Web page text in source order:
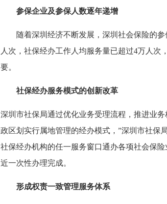
参保企业及参保人数逐年递增
随着深圳经济不断发展，深圳社会保险的参
人次，社保经办工作人均服务量已超过4万人
要。
社保经办服务模式的创新改革
深圳市社保局通过优化业务受理流程，推进业
政区划实行属地管理的经办模式，”深圳市社保
社保经办机构的任一服务窗口通办各项社会保
近一次性办理完成。
形成权责一致管理服务体系